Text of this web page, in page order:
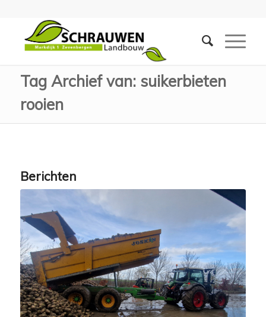
Tag Archief van: suikerbieten
rooien
Berichten